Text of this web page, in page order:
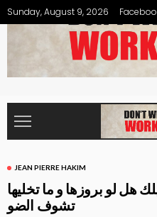
Sunday, August 9, 2026
JEAN PIERRE HAKIM
هل لو بروزها و ما تخليها
تشوف الضو